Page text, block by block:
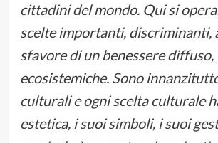
cittadini del mondo. Qui si
scelte importanti, discriminanti,
sfavore di un benessere diffuso,
ecosistemiche. Sono
culturali e ogni scelta culturale
estetica, i suoi simboli, i suoi